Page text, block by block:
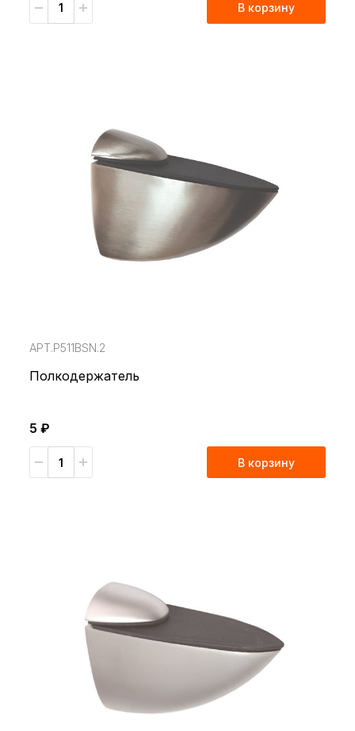
В корзину
АРТ.P511BSN.2
Полкодержатель
5 ₽
В корзину